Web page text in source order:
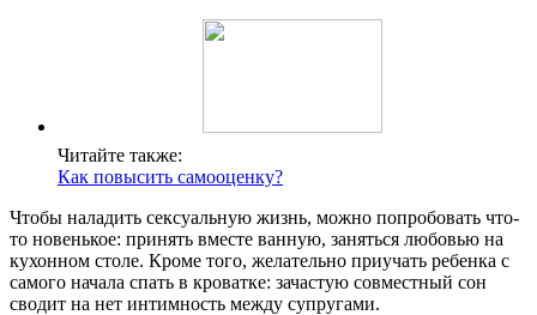
Читайте также:
Как повысить самооценку?
Чтобы наладить сексуальную жизнь, можно попробовать что-
то новенькое: принять вместе ванную, заняться любовью на
кухонном столе. Кроме того, желательно приучать ребенка с
самого начала спать в кроватке: зачастую совместный сон
сводит на нет интимность между супругами.